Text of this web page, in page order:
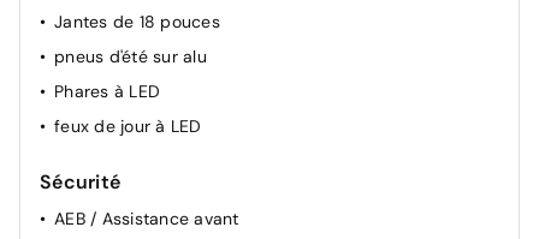
Jantes de 18 pouces
pneus d'été sur alu
Phares à LED
feux de jour à LED
Sécurité
AEB / Assistance avant